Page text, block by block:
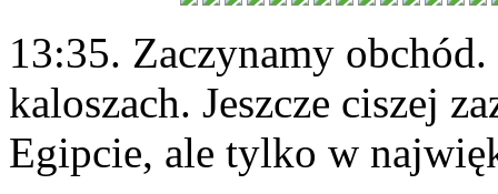
13:35. Zaczynamy
kaloszach. Jeszcze ciszej
Egipcie, ale tylko w